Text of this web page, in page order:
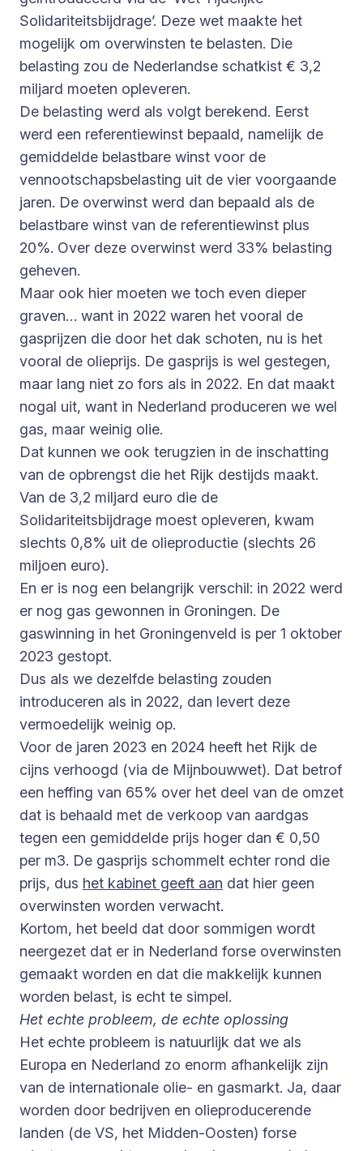
Solidariteitsbijdrage’. Deze wet maakte het
mogelijk om overwinsten te belasten. Die
belasting zou de Nederlandse schatkist € 3,2
miljard moeten opleveren.
De belasting werd als volgt berekend. Eerst
werd een referentiewinst bepaald, namelijk de
gemiddelde belastbare winst voor de
vennootschapsbelasting uit de vier voorgaande
jaren. De overwinst werd dan bepaald als de
belastbare winst van de referentiewinst plus
20%. Over deze overwinst werd 33% belasting
geheven.
Maar ook hier moeten we toch even dieper
graven… want in 2022 waren het vooral de
gasprijzen die door het dak schoten, nu is het
vooral de olieprijs. De gasprijs is wel gestegen,
maar lang niet zo fors als in 2022. En dat maakt
nogal uit, want in Nederland produceren we wel
gas, maar weinig olie.
Dat kunnen we ook terugzien in de inschatting
van de opbrengst die het Rijk destijds maakt.
Van de 3,2 miljard euro die de
Solidariteitsbijdrage moest opleveren, kwam
slechts 0,8% uit de olieproductie (slechts 26
miljoen euro).
En er is nog een belangrijk verschil: in 2022 werd
er nog gas gewonnen in Groningen. De
gaswinning in het Groningenveld is per 1 oktober
2023 gestopt.
Dus als we dezelfde belasting zouden
introduceren als in 2022, dan levert deze
vermoedelijk weinig op.
Voor de jaren 2023 en 2024 heeft het Rijk de
cijns verhoogd (via de Mijnbouwwet). Dat betrof
een heffing van 65% over het deel van de omzet
dat is behaald met de verkoop van aardgas
tegen een gemiddelde prijs hoger dan € 0,50
per m3. De gasprijs schommelt echter rond die
prijs, dus het kabinet geeft aan dat hier geen
overwinsten worden verwacht.
Kortom, het beeld dat door sommigen wordt
neergezet dat er in Nederland forse overwinsten
gemaakt worden en dat die makkelijk kunnen
worden belast, is echt te simpel.
Het echte probleem, de echte oplossing
Het echte probleem is natuurlijk dat we als
Europa en Nederland zo enorm afhankelijk zijn
van de internationale olie- en gasmarkt. Ja, daar
worden door bedrijven en olieproducerende
landen (de VS, het Midden-Oosten) forse